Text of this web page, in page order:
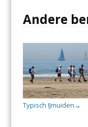
Andere
Typisch IJmuiden →